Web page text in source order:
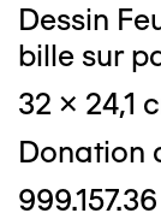
Dessin
bille sur
32 x 24,1
Donation
999.157.36